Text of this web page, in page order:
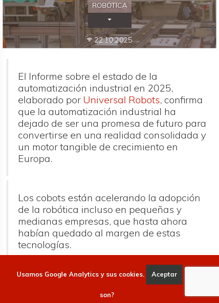
ROBÓTICA
Desplegar Categorías
wifi 22.10.2025
El Informe sobre el estado de la
automatización industrial en 2025,
elaborado por Universal Robots, confirma
que la automatización industrial ha
dejado de ser una promesa de futuro para
convertirse en una realidad consolidada y
un motor tangible de crecimiento en
Europa.
Los cobots están acelerando la adopción
de la robótica incluso en pequeñas y
medianas empresas, que hasta ahora
habían quedado al margen de estas
tecnologías.
El informe subraya cómo los cobots están
democratizando el acceso a la automatización, al
tiempo que redefinen la relación entre las personas y
Usamos Google Analytics y sus cookies. Aceptar
son?